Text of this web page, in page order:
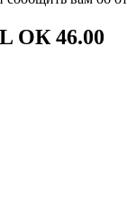
ОК 46.00